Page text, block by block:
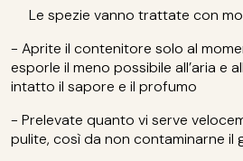
Le spezie vanno trattate con
- Aprite il contenitore solo al
esporle il meno possibile all’aria e
intatto il sapore e il profumo
- Prelevate quanto vi serve
pulite, così da non contaminarne il